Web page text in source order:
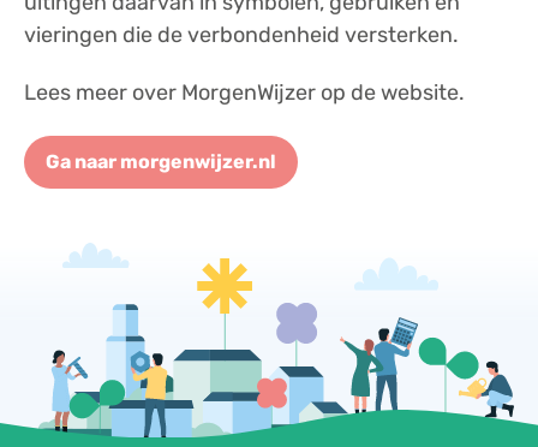
vieringen die de verbondenheid versterken.
Lees meer over MorgenWijzer op de website.
Ga naar morgenwijzer.nl